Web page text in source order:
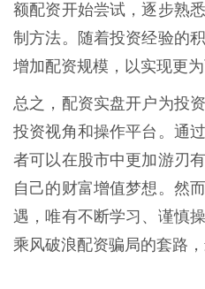
额配资开始尝试，逐步熟
制方法。随着投资经验的
增加配资规模，以实现更为
总之，配资实盘开户为投
投资视角和操作平台。通
者可以在股市中更加游刃
自己的财富增值梦想。然
遇，唯有不断学习、谨慎
乘风破浪配资骗局的套路